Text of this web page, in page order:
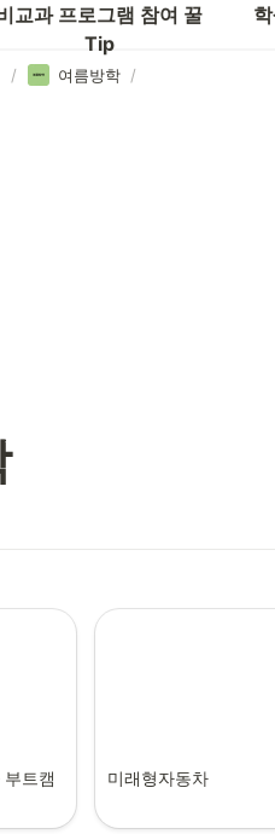
교과 프로그램 참여 꿀
Tip
/ 여름방학 /
트캠
미래형자동차